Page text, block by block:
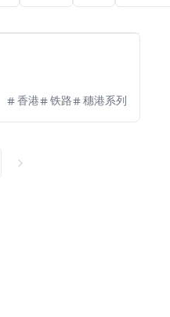
香港 铁路 穗港系列
Next